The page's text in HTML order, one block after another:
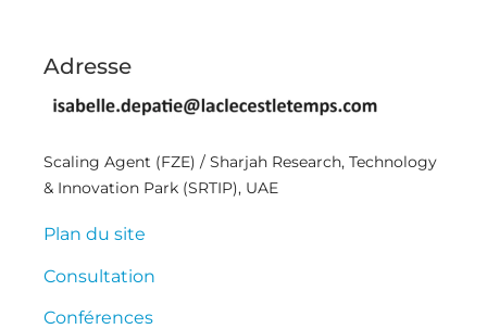
Adresse
Scaling Agent (FZE) / Sharjah Research, Technology
& Innovation Park (SRTIP), UAE
Plan du site
Consultation
Conférences